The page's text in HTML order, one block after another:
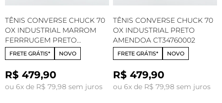
TÊNIS CONVERSE CHUCK 70
OX INDUSTRIAL MARROM
FERRRUGEM PRETO
AMENDOA CT34760001
FRETE GRÁTIS* NOVO
R$ 479,90
ou 6x de R$ 79,98 sem juros
TÊNIS CONVERSE CHUCK 70
OX INDUSTRIAL PRETO
AMENDOA CT34760002
FRETE GRÁTIS* NOVO
R$ 479,90
ou 6x de R$ 79,98 sem juros